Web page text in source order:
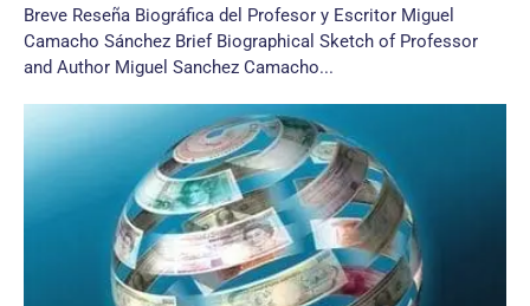
Breve Reseña Biográfica del Profesor y Escritor Miguel
Camacho Sánchez Brief Biographical Sketch of Professor
and Author Miguel Sanchez Camacho...